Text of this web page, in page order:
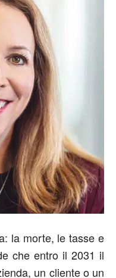
la morte, le tasse e
che entro il 2031 il
un cliente o un